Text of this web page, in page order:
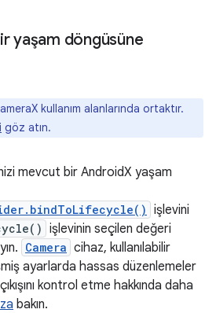
yaşam döngüsüne
kullanım alanlarında ortaktır.
göz atın.
mevcut bir AndroidX yaşam
işlevini
işlevinin seçilen değeri
Camera cihaz, kullanılabilir
ayarlarda hassas düzenlemeler
kontrol etme hakkında daha
bakın.